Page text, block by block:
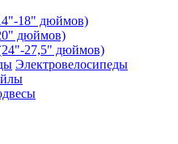
18" дюймов)
дюймов)
27,5" дюймов)
Электровелосипеды